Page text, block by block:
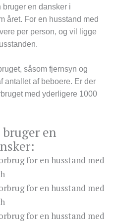
bruger en dansker i
året. For en husstand med
per person, og vil ligge
såsom fjernsyn og
antallet af beboere. Er der
med yderligere 1000
en
for en husstand med
for en husstand med
for en husstand med